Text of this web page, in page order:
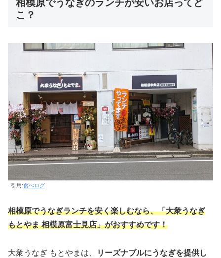
相模原でうなぎのランチが安いお店ってど
こ？
引用:食べログ
相模原でうなぎランチを安く楽しむなら、「大衆うなぎ
もとやま 相模原富士見店」がおすすめです！
大衆うなぎ もとやまは、
リーズナブルにうなぎを提供し